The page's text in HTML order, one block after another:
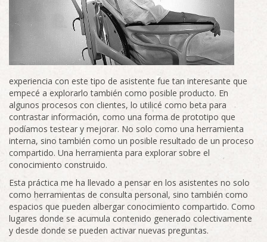
experiencia con este tipo de asistente fue tan interesante que
empecé a explorarlo también como posible producto. En
algunos procesos con clientes, lo utilicé como beta para
contrastar información, como una forma de prototipo que
podíamos testear y mejorar. No solo como una herramienta
interna, sino también como un posible resultado de un proceso
compartido. Una herramienta para explorar sobre el
conocimiento construido.
Esta práctica me ha llevado a pensar en los asistentes no solo
como herramientas de consulta personal, sino también como
espacios que pueden albergar conocimiento compartido. Como
lugares donde se acumula contenido generado colectivamente
y desde donde se pueden activar nuevas preguntas.